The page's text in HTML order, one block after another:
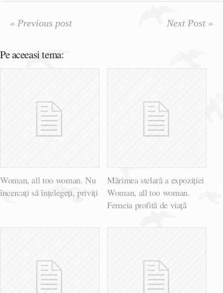
« Previous post Next Post »
Pe aceeasi tema:
Woman, all too woman. Nu
încercați să înțelegeți, priviți
Mărimea stelară a expoziției
Woman, all too woman.
Femeia profită de viață